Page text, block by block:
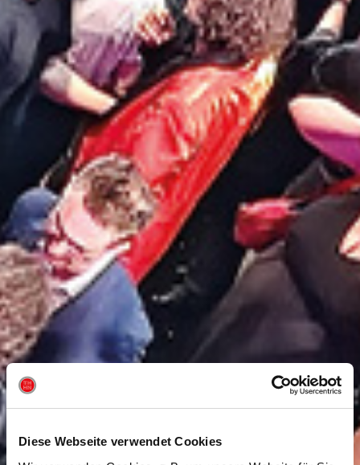
Diese Webseite verwendet Cookies